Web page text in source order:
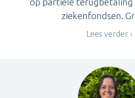
ziekenfondsen.
Lees verder